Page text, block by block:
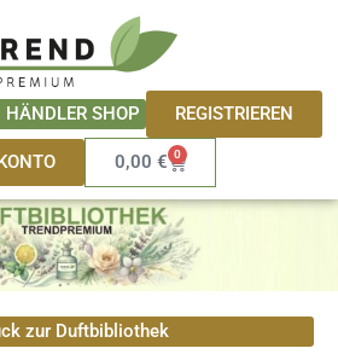
HÄNDLER SHOP REGISTRIEREN
0,00 € 0
Warenkorb
zur Duftbibliothek